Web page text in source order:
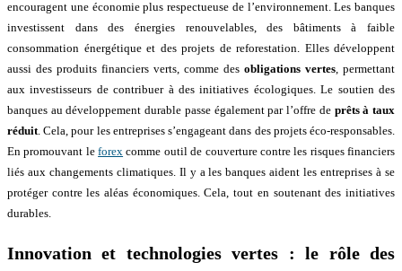
encouragent une économie plus respectueuse de l’environnement. Les banques
investissent dans des énergies renouvelables, des bâtiments à faible
consommation énergétique et des projets de reforestation. Elles développent
aussi des produits financiers verts, comme des obligations vertes , permettant
aux investisseurs de contribuer à des initiatives écologiques. Le soutien des
banques au développement durable passe également par l’offre de prêts à taux
réduit . Cela, pour les entreprises s’engageant dans des projets éco-responsables.
En promouvant leforex comme outil de couverture contre les risques financiers
liés aux changements climatiques. Il y a les banques aident les entreprises à se
protéger contre les aléas économiques. Cela, tout en soutenant des initiatives
durables.
Innovation et technologies vertes : le rôle des